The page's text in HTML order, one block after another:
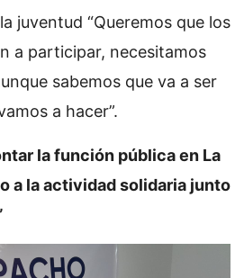
juventud “Queremos que los
a participar, necesitamos
sabemos que va a ser
a hacer”.
la función pública en La
a la actividad solidaria junto